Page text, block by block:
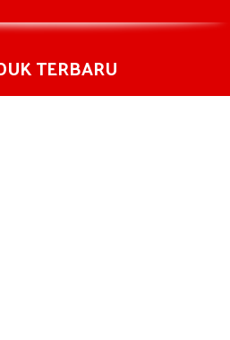
TERBARU